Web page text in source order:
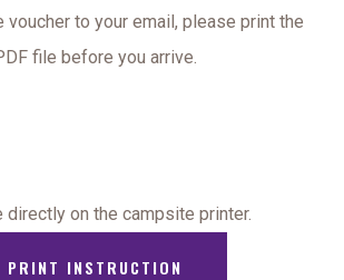
voucher to your email, please print the
file before you arrive.
directly on the campsite printer.
PRINT INSTRUCTION